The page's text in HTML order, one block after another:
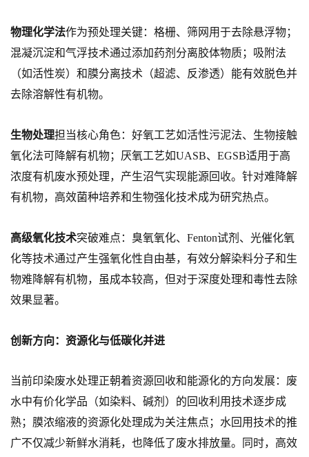
物理化学法作为预处理关键：格栅、筛网用于去除悬浮物；
混凝沉淀和气浮技术通过添加药剂分离胶体物质；吸附法
（如活性炭）和膜分离技术（超滤、反渗透）能有效脱色并
去除溶解性有机物。
生物处理担当核心角色：好氧工艺如活性污泥法、生物接触
氧化法可降解有机物；厌氧工艺如UASB、EGSB适用于高
浓度有机废水预处理，产生沼气实现能源回收。针对难降解
有机物，高效菌种培养和生物强化技术成为研究热点。
高级氧化技术突破难点：臭氧氧化、Fenton试剂、光催化氧
化等技术通过产生强氧化性自由基，有效分解染料分子和生
物难降解有机物，虽成本较高，但对于深度处理和毒性去除
效果显著。
创新方向：资源化与低碳化并进
当前印染废水处理正朝着资源回收和能源化的方向发展：废
水中有价化学品（如染料、碱剂）的回收利用技术逐步成
熟；膜浓缩液的资源化处理成为关注焦点；水回用技术的推
广不仅减少新鲜水消耗，也降低了废水排放量。同时，高效